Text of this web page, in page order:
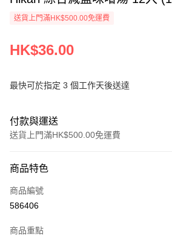
送貨上門滿HK$500.00免運費
HK$36.00
最快可於指定 3 個工作天後送達
付款與運送
送貨上門滿HK$500.00免運費
信用卡
AlipayHK
商品特色
商品編號
586406
商品重點